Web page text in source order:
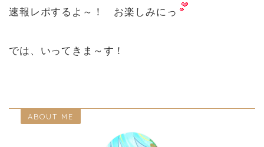
速報レポするよ～！ お楽しみにっ
では、いってきま～す！
ABOUT ME